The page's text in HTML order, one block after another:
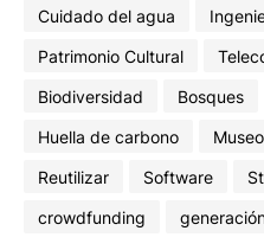
Cuidado del agua
Patrimonio Cultural
Biodiversidad
Bosques
Huella de carbono
Reutilizar
Software
crowdfunding